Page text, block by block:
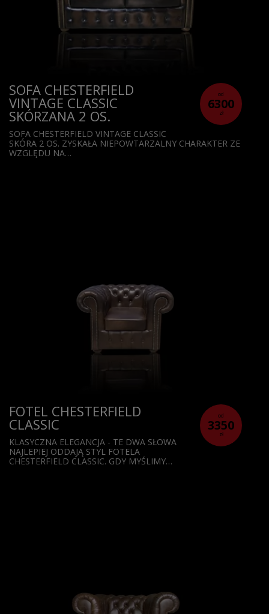
od
6300
zł
SOFA CHESTERFIELD
VINTAGE CLASSIC
SKÓRZANA 2 OS.
SOFA CHESTERFIELD VINTAGE CLASSIC
SKÓRA 2 OS. ZYSKAŁA NIEPOWTARZALNY CHARAKTER ZE
WZGLĘDU NA…
od
3350
zł
FOTEL CHESTERFIELD
CLASSIC
KLASYCZNA ELEGANCJA - TE DWA SŁOWA
NAJLEPIEJ ODDAJĄ STYL FOTELA
CHESTERFIELD CLASSIC. GDY MYŚLIMY…